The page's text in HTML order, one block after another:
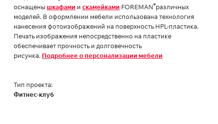
оснащены шкафами и скамейками FOREMAN®различных
моделей. В оформлении мебели использована технология
нанесения фотоизображений на поверхность HPL-пластика.
Печать изображения непосредственно на пластике
обеспечивает прочность и долговечность
рисунка. Подробнее о персонализации мебели
Тип проекта:
Фитнес-клуб